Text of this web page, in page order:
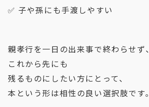
✅ 子や孫にも手渡しやすい
親孝行を一日の出来事で終わらせず、
これから先にも
残るものにしたい方にとって、
本という形は相性の良い選択肢です。